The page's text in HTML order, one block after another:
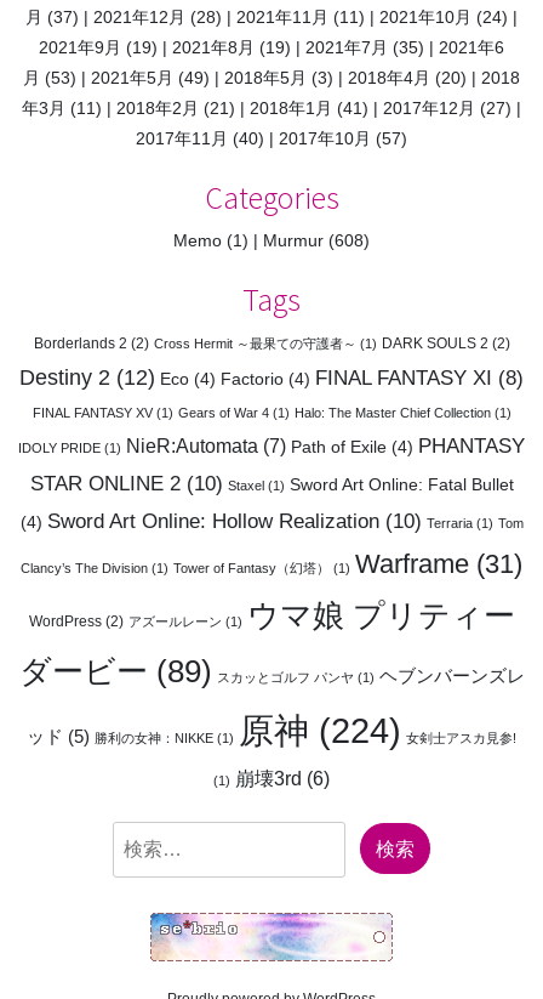
月 (37) 2021年12月 (28) 2021年11月 (11) 2021年10月 (24)
2021年9月 (19) 2021年8月 (19) 2021年7月 (35)
2021年6
月 (53) 2021年5月 (49) 2018年5月 (3) 2018年4月 (20)
2018
年3月 (11) 2018年2月 (21) 2018年1月 (41) 2017年12月 (27)
2017年11月 (40) 2017年10月 (57)
Categories
Memo (1) Murmur (608)
Tags
Borderlands 2 (2) Cross Hermit ～最果ての守護者～ (1) DARK SOULS 2 (2)
Destiny 2 (12) Eco (4) Factorio (4) FINAL FANTASY XI (8)
FINAL FANTASY XV(1) Gears of War 4(1) Halo: The Master Chief Collection(1)
IDOLY PRIDE (1) NieR:Automata (7) Path of Exile (4) PHANTASY
STAR ONLINE 2(10) Staxel(1) Sword Art Online: Fatal Bullet
(4) Sword Art Online: Hollow Realization(10) Terraria(1) Tom
Clancy’s The Division (1) Tower of Fantasy（幻塔） (1) Warframe (31)
WordPress(2) アズールレーン (1)
ウマ娘 プリティー
ダービー (89) スカッとゴルフ パンヤ (1) ヘブンバーンズレ
ッド (5) 勝利の女神：NIKKE (1) 原神 (224) 女剣士アスカ見参!
(1) 崩壊3rd (6)